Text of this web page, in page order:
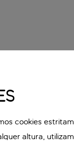
cookies
altura,